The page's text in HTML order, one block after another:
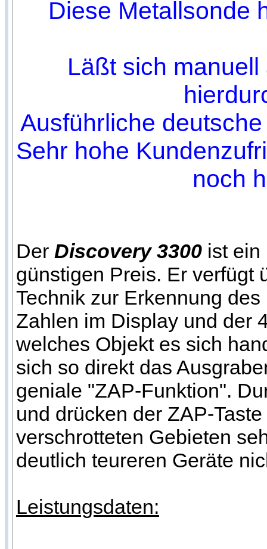
Diese Metallsonde
Läßt sich
Ausführliche
Sehr hohe
noch
Der Discovery 3300 ist ein
günstigen Preis. Er verfügt
Technik zur Erkennung
Zahlen im Display und der
welches Objekt es sich
sich so direkt das
geniale "ZAP-Funktion".
und drücken der ZAP-
verschrotteten Gebieten
deutlich teureren Geräte
Leistungsdaten: